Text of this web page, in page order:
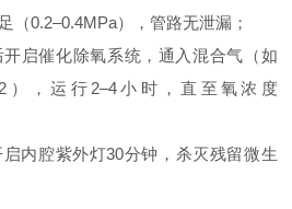
（0.2–0.4MPa），管路无泄漏；
催化除氧系统，通入混合气（如
），运行2–4小时，直至氧浓度
腔紫外灯30分钟，杀灭残留微生